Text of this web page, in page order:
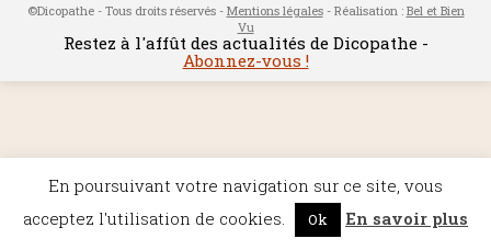
©Dicopathe - Tous droits réservés - Mentions légales- Réalisation : Bel et Bien
Vu
Restez à l'affût des actualités de Dicopathe -
Abonnez-vous !
En poursuivant votre navigation sur ce site, vous
acceptez l'utilisation de cookies.
Ok En savoir plus